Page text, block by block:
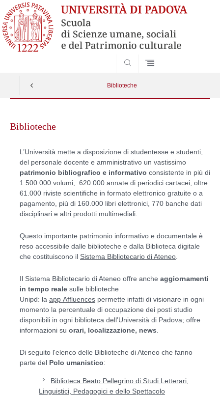
Biblioteche
contentBiblioteche
L’Università mette a disposizione di studentesse e studenti,
del personale docente e amministrativo un vastissimo
patrimonio bibliografico e informativo consistente in più di
1.500.000 volumi, 620.000 annate di periodici cartacei, oltre
61.000 riviste scientifiche in formato elettronico gratuite o a
pagamento, più di 160.000 libri elettronici, 770 banche dati
disciplinari e altri prodotti multimediali.
Questo importante patrimonio informativo e documentale è
reso accessibile dalle biblioteche e dalla Biblioteca digitale
che costituiscono il Sistema Bibliotecario di Ateneo
Il Sistema Bibliotecario di Ateneo offre anche aggiornamenti
in tempo reale sulle biblioteche
Unipd: la app Affluences permette infatti di visionare in ogni
momento la percentuale di occupazione dei posti studio
disponibili in ogni biblioteca dell’Università di Padova; offre
informazioni su orari, localizzazione, news
Di seguito l'elenco delle Biblioteche di Ateneo che fanno
parte del Polo umanistico:
Biblioteca Beato Pellegrino di Studi Letterari,
Linguistici, Pedagogici e dello Spettacolo